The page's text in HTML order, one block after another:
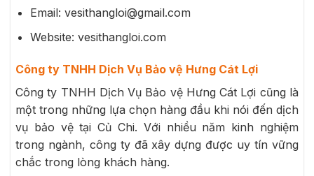
Email: vesithangloi@gmail.com
Website: vesithangloi.com
Công ty TNHH Dịch Vụ Bảo vệ Hưng Cát Lợi
Công ty TNHH Dịch Vụ Bảo vệ Hưng Cát Lợi cũng là
một trong những lựa chọn hàng đầu khi nói đến dịch
vụ bảo vệ tại Củ Chi. Với nhiều năm kinh nghiệm
trong ngành, công ty đã xây dựng được uy tín vững
chắc trong lòng khách hàng.